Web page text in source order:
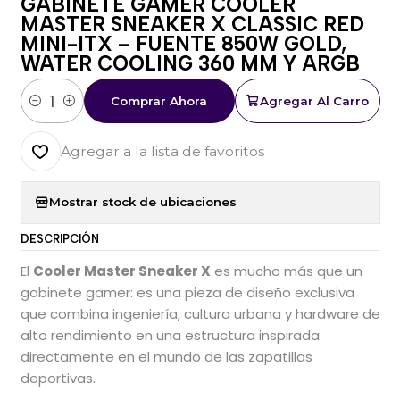
MASTER SNEAKER X CLASSIC RED
MINI-ITX – FUENTE 850W GOLD,
WATER COOLING 360 MM Y ARGB
Cantidad
Agregar Al Carro
Comprar Ahora
Agregar a la lista de favoritos
Mostrar stock de ubicaciones
DESCRIPCIÓN
El Cooler Master Sneaker X es mucho más que un
gabinete gamer: es una pieza de diseño exclusiva
que combina ingeniería, cultura urbana y hardware de
alto rendimiento en una estructura inspirada
directamente en el mundo de las zapatillas
deportivas.